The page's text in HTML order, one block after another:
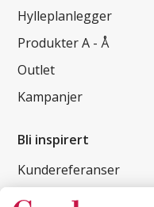
Hylleplanlegger
Produkter A - Å
Outlet
Kampanjer
Bli inspirert
Kundereferanser
Magasin